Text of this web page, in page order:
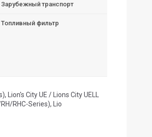
Зарубежный транспорт
Топливный фильтр
City UE / Lions City UELL
RHC-Series), Lio